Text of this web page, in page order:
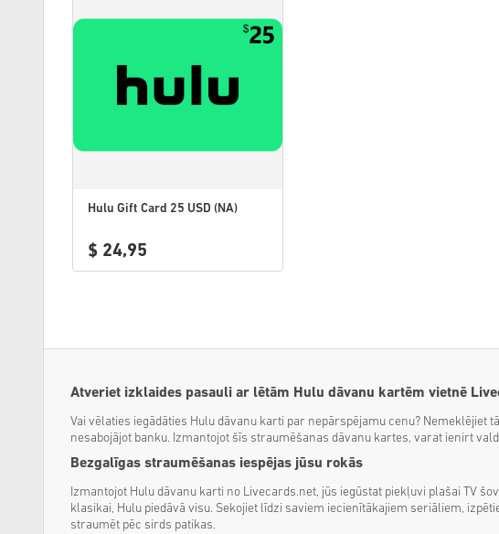
Hulu Gift Card 25 USD (NA)
$ 24,95
Atveriet izklaides pasauli ar lētām Hulu dāvanu kartēm vietnē
Vai vēlaties iegādāties Hulu dāvanu karti par nepārspējamu cenu?
nesabojājot banku. Izmantojot šīs straumēšanas dāvanu kartes, varat ienirt
Bezgalīgas straumēšanas iespējas jūsu rokās
Izmantojot Hulu dāvanu karti no Livecards.net, jūs iegūstat piekļuvi plašai TV
klasikai, Hulu piedāvā visu. Sekojiet līdzi saviem iecienītākajiem seriāliem,
straumēt pēc sirds patikas.